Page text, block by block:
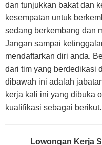
dan tunjukkan bakat dan
kesempatan untuk
sedang berkembang dan
Jangan sampai
mendaftarkan diri anda.
dari tim yang berdedikasi
dibawah ini adalah
kerja kali ini yang dibuka
kualifikasi sebagai berikut.
Lowongan Kerja